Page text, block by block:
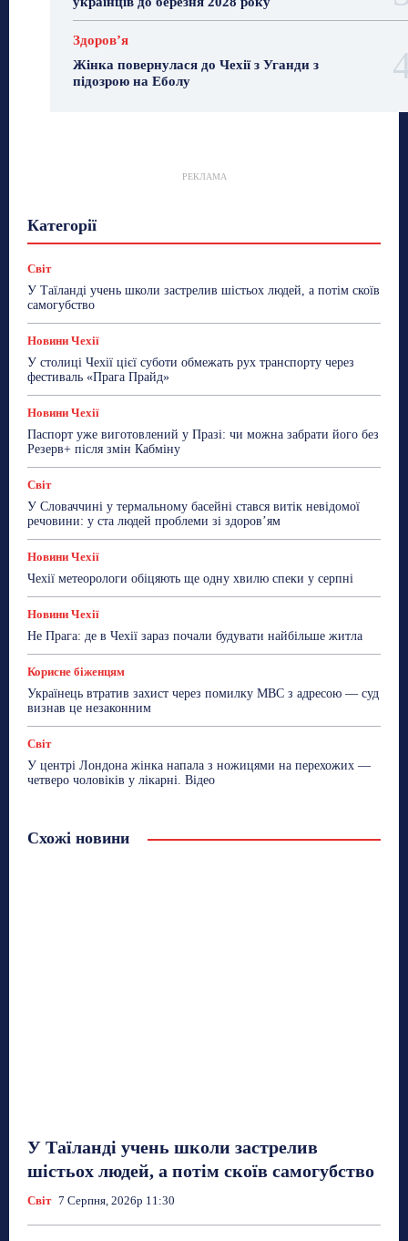
Здоровʼя
Жінка повернулася до Чехії з Уганди з
підозрою на Еболу
РЕКЛАМА
Категорії
Сад та город Світ
Спорт
ТехноМанія
Топ-новини Фоторепортаж
Світ
У Таїланді учень школи застрелив шістьох людей, а потім скоїв
самогубство
Новини Чехії
У столиці Чехії цієї суботи обмежать рух транспорту через
фестиваль «Прага Прайд»
Новини Чехії
Паспорт уже виготовлений у Празі: чи можна забрати його без
Резерв+ після змін Кабміну
Світ
У Словаччині у термальному басейні стався витік невідомої
речовини: у ста людей проблеми зі здоров’ям
Новини Чехії
Чехії метеорологи обіцяють ще одну хвилю спеки у серпні
Новини Чехії
Не Прага: де в Чехії зараз почали будувати найбільше житла
Корисне біженцям
Українець втратив захист через помилку МВС з адресою — суд
визнав це незаконним
Світ
У центрі Лондона жінка напала з ножицями на перехожих —
четверо чоловіків у лікарні. Відео
Схожі новини
У Таїланді учень школи застрелив
шістьох людей, а потім скоїв самогубство
Світ 7 Серпня, 2026р 11:30